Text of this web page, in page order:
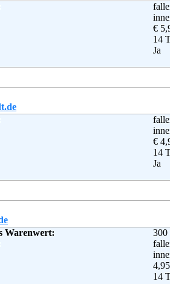
+49
+49
€
14
Ja
+49
+49
€
14
Ja
+49
+49
Warenwert:
300
14